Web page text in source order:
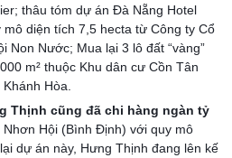
thâu tóm dự án Đà Nẵng Hotel
diện tích 7,5 hecta từ Công ty Cổ
Non Nước; Mua lại 3 lô đất “vàng”
m² thuộc Khu dân cư Cồn Tân
Hòa.
Thịnh cũng đã chi hàng ngàn tỷ
Hội (Bình Định) với quy mô
dự án này, Hưng Thịnh đang lên kế